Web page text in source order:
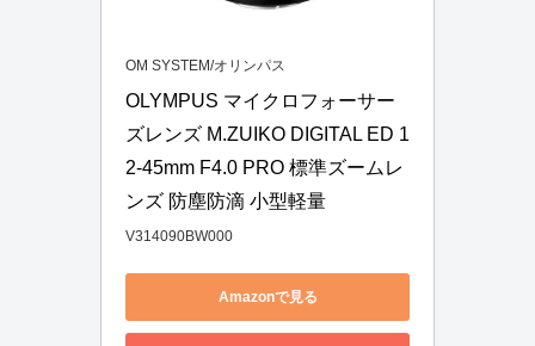
OM SYSTEM/オリンパス
OLYMPUS マイクロフォーサー
ズレンズ M.ZUIKO DIGITAL ED 1
2-45mm F4.0 PRO 標準ズームレ
ンズ 防塵防滴 小型軽量
V314090BW000
Amazonで見る